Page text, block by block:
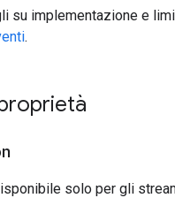
su implementazione e
.
solo per gli